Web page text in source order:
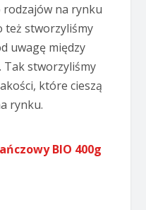
rodzajów na rynku
też stworzyliśmy
uwagę między
stworzyliśmy
które cieszą
rynku.
BIO 400g